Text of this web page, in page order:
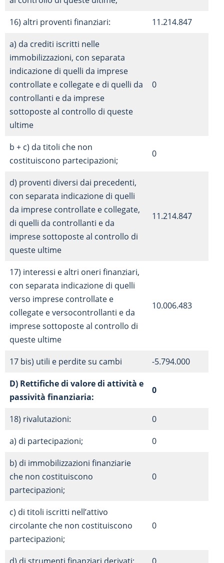
16) altri proventi finanziari:
11.214.847
a) da crediti iscritti nelle
immobilizzazioni, con separata
indicazione di quelli da imprese
controllate e collegate e di quelli da
controllanti e da imprese
sottoposte al controllo di queste
ultime
0
b + c) da titoli che non
costituiscono partecipazioni;
0
d) proventi diversi dai precedenti,
con separata indicazione di quelli
da imprese controllate e collegate,
di quelli da controllanti e da
imprese sottoposte al controllo di
queste ultime
11.214.847
17) interessi e altri oneri finanziari,
con separata indicazione di quelli
verso imprese controllate e
collegate e versocontrollanti e da
imprese sottoposte al controllo di
queste ultime
10.006.483
17 bis) utili e perdite su cambi
-5.794.000
D) Rettifiche di valore di attività e
passività finanziaria:
0
18) rivalutazioni:
0
a) di partecipazioni;
0
b) di immobilizzazioni finanziarie
che non costituiscono
partecipazioni;
0
c) di titoli iscritti nell’attivo
circolante che non costituiscono
partecipazioni;
0